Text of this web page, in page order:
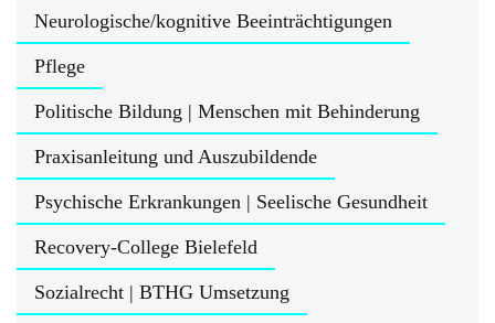
Neurologische/kognitive Beeinträchtigungen
Pflege
Politische Bildung | Menschen mit Behinderung
Praxisanleitung und Auszubildende
Psychische Erkrankungen | Seelische Gesundheit
Recovery-College Bielefeld
Sozialrecht | BTHG Umsetzung